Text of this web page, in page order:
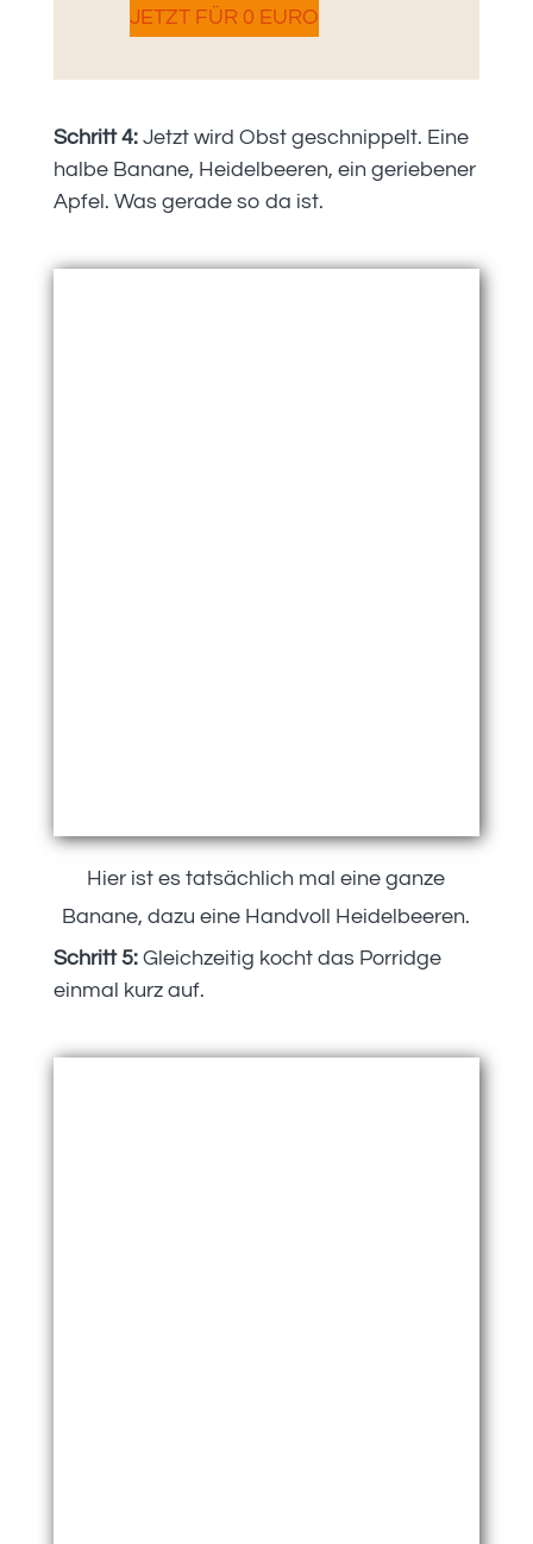
JETZT FÜR 0 EURO
Schritt 4:Jetzt wird Obst geschnippelt. Eine
halbe Banane, Heidelbeeren, ein geriebener
Apfel. Was gerade so da ist.
Hier ist es tatsächlich mal eine ganze
Banane, dazu eine Handvoll Heidelbeeren.
Schritt 5: Gleichzeitig kocht das Porridge
einmal kurz auf.